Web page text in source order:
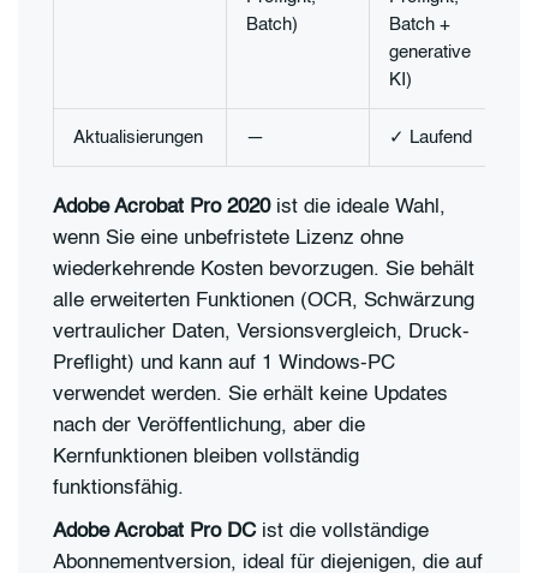
Batch)
Batch +
generative
KI)
Aktualisierungen — ✓ Laufend
Adobe Acrobat Pro 2020ist die ideale Wahl,
wenn Sie eine unbefristete Lizenz ohne
wiederkehrende Kosten bevorzugen. Sie behält
alle erweiterten Funktionen (OCR, Schwärzung
vertraulicher Daten, Versionsvergleich, Druck-
Preflight) und kann auf 1 Windows-PC
verwendet werden. Sie erhält keine Updates
nach der Veröffentlichung, aber die
Kernfunktionen bleiben vollständig
funktionsfähig.
Adobe Acrobat Pro DCist die vollständige
Abonnementversion, ideal für diejenigen, die auf